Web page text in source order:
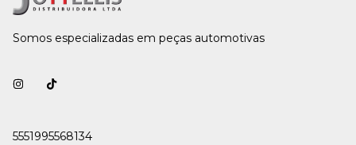
Somos especializadas em peças automotivas
5551995568134